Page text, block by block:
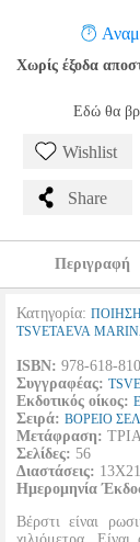
Χωρίς έξοδα
Εδώ θα
Wishlist
Share
Περιγραφή
Κατηγορία:
TSVETAEVA
ISBN: 978-618-
Συγγραφέας:
Εκδοτικός οίκος:
Σειρά: ΒΟΡΕΙΟ
Μετάφραση:
Σελίδες: 56
Διαστάσεις: 13Χ21
Ημερομηνία
Βέρστι είναι